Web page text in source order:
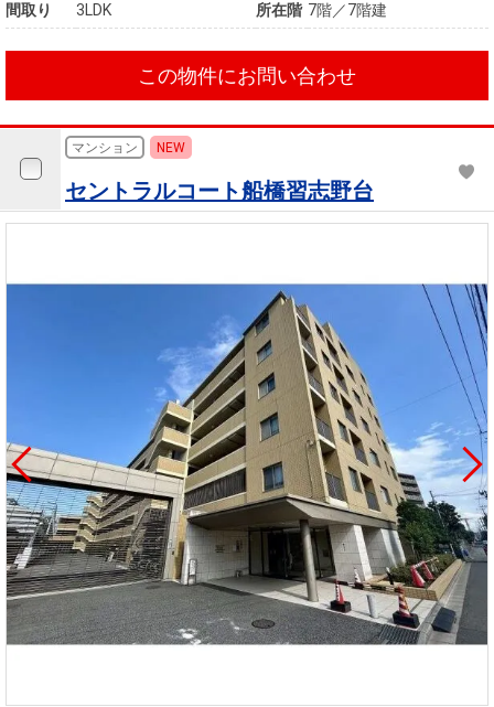
間取り
3LDK 所在階 7階／7階建
この物件にお問い合わせ
マンション NEW
セントラルコート船橋習志野台